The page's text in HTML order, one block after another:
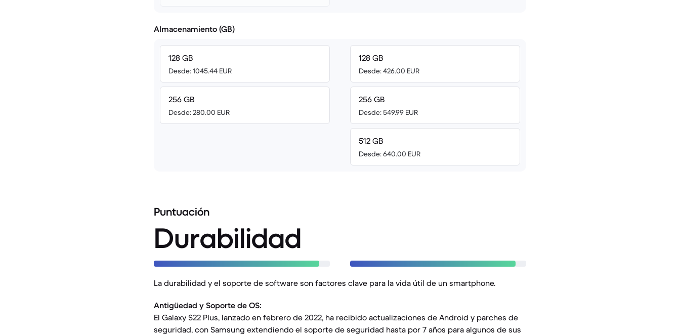
Almacenamiento (GB)
128 GB
Desde: 1045.44 EUR
256 GB
Desde: 280.00 EUR
128 GB
Desde: 426.00 EUR
256 GB
Desde: 549.99 EUR
512 GB
Desde: 640.00 EUR
Puntuación
Durabilidad
La durabilidad y el soporte de software son factores clave para la vida útil de un smartphone.
Antigüedad y Soporte de OS:
El Galaxy S22 Plus, lanzado en febrero de 2022, ha recibido actualizaciones de Android y parches de
seguridad, con Samsung extendiendo el soporte de seguridad hasta por 7 años para algunos de sus